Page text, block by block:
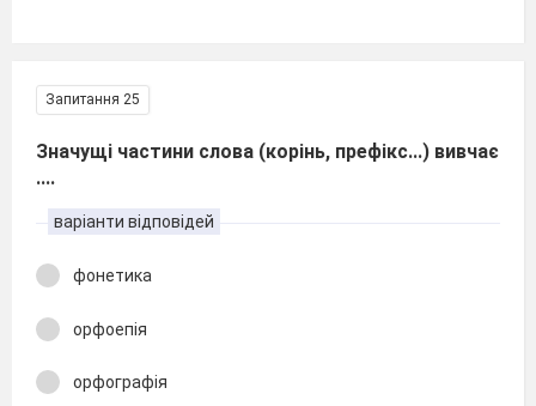
Запитання 25
Значущі частини слова (корінь, префікс...) вивчає
....
варіанти відповідей
фонетика
орфоепія
орфографія